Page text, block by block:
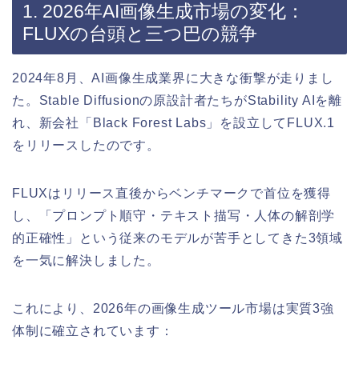
1. 2026年AI画像生成市場の変化：
FLUXの台頭と三つ巴の競争
2024年8月、AI画像生成業界に大きな衝撃が走りまし
た。Stable Diffusionの原設計者たちがStability AIを離
れ、新会社「Black Forest Labs」を設立してFLUX.1
をリリースしたのです。
FLUXはリリース直後からベンチマークで首位を獲得
し、「プロンプト順守・テキスト描写・人体の解剖学
的正確性」という従来のモデルが苦手としてきた3領域
を一気に解決しました。
これにより、2026年の画像生成ツール市場は実質3強
体制に確立されています：